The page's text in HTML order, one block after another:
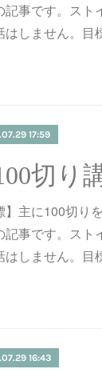
記事です。スト
はしません。
17:59
】主に100切り
記事です。スト
はしません。
16:43